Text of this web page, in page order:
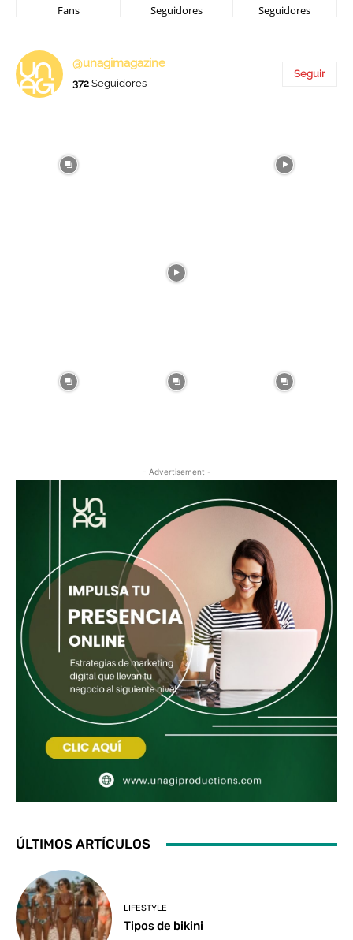
Fans Seguidores Seguidores
@unagimagazine
372 Seguidores
Seguir
- Advertisement -
ÚLTIMOS ARTÍCULOS
LIFESTYLE
Tipos de bikini